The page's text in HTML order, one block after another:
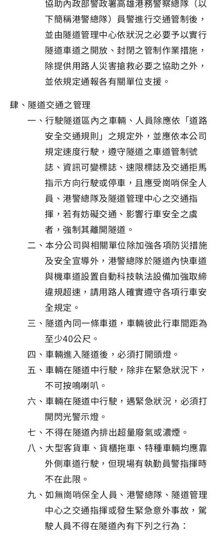
協助內政部警政署高雄港務警察總隊（以
下簡稱港警總隊）員警進行交通管制後，
並由隧道管理中心依狀況之必要予以實行
隧道車道之開放、封閉之管制作業措施，
除提供用路人災害搶救必要之協助之外，
並依規定通報各有關單位支援。
肆、隧道交通之管理
一、行駛隧道區內之車輛、人員除應依「道路
安全交通規則」之規定外，並應依本公司
規定速度行駛，遵守隧道之車道管制號
誌、資訊可變標誌、速限標誌及交通拒馬
指示方向行駛或停車，且應受崗哨保全人
員、港警總隊及隧道管理中心之交通指
揮，若有妨礙交通、影響行車安全之虞
者，強制其離開隧道。
二、本分公司與相關單位除加強各項防災措施
及安全宣導外，港警總隊於隧道內快車道
與機車道設置自動科技執法設備加強取締
違規超速，請用路人確實遵守各項行車安
全規定。
三、隧道內同一條車道，車輛彼此行車間距為
至少40公尺。
四、車輛進入隧道後，必須打開頭燈。
五、車輛在隧道中行駛，除非在緊急狀況下，
不可按鳴喇叭。
六、車輛在隧道中行駛，遇緊急狀況，必須打
開閃光警示燈。
七、不得在隧道內排出超量廢氣或濃煙。
八、大型客貨車、貨櫃拖車、特種車輛均應靠
外側車道行駛，但現場有執勤員警指揮時
不在此限。
九、如無崗哨保全人員、港警總隊、隧道管理
中心之交通指揮或發生緊急意外事故，駕
駛人員不得在隧道內有下列之行為：